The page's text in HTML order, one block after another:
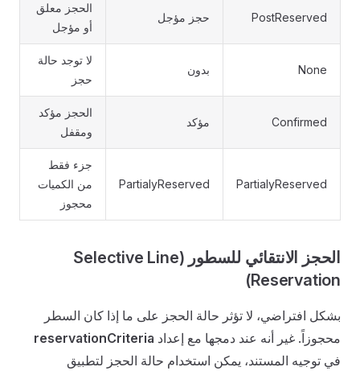
PostReserved حجز مؤجل
الحجز معلق
أو مؤجل
None بدون
لا توجد حالة
حجز
Confirmed مؤكد
الحجز مؤكد
ومقفل
PartialyReserved
PartialyReserved
جزء فقط
من الكميات
محجوز
الحجز الانتقائي للسطور (Selective Line
Reservation)
بشكل افتراضي، لا تؤثر حالة الحجز على ما إذا كان السطر
محجوزاً. غير أنه عند دمجها مع إعداد reservationCriteria
في توجيه المستند، يمكن استخدام حالة الحجز لتطبيق